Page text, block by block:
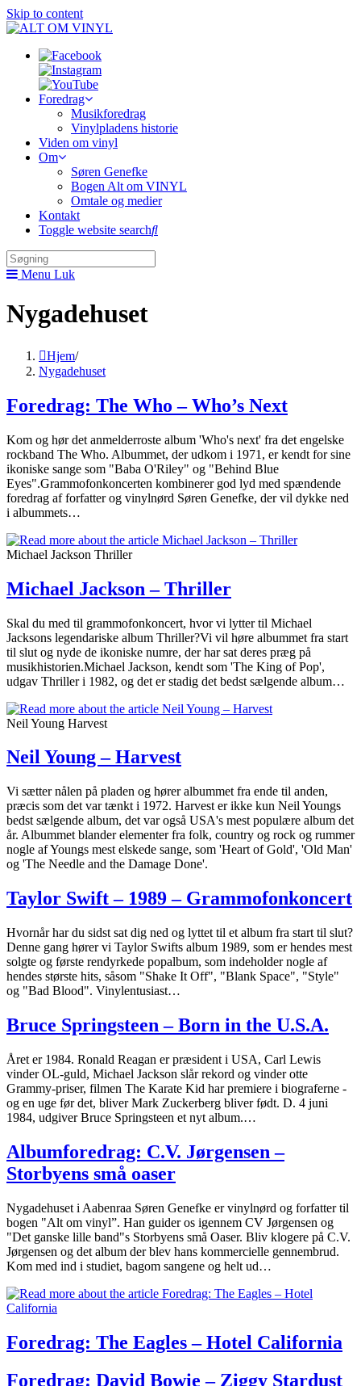
Skip to content
Foredrag
Musikforedrag
Vinylpladens historie
Viden om vinyl
Om
Søren Genefke
Bogen Alt om VINYL
Omtale og medier
Kontakt
Toggle website search
Menu Luk
Nygadehuset
Hjem/
Nygadehuset
Foredrag: The Who – Who’s Next
Kom og hør det anmelderroste album 'Who's next' fra det engelske
rockband The Who. Albummet, der udkom i 1971, er kendt for sine
ikoniske sange som "Baba O'Riley" og "Behind Blue
Eyes".Grammofonkoncerten kombinerer god lyd med spændende
foredrag af forfatter og vinylnørd Søren Genefke, der vil dykke ned
i albummets…
Michael Jackson Thriller
Michael Jackson – Thriller
Skal du med til grammofonkoncert, hvor vi lytter til Michael
Jacksons legendariske album Thriller?Vi vil høre albummet fra start
til slut og nyde de ikoniske numre, der har sat deres præg på
musikhistorien.Michael Jackson, kendt som 'The King of Pop',
udgav Thriller i 1982, og det er stadig det bedst sælgende album…
Neil Young Harvest
Neil Young – Harvest
Vi sætter nålen på pladen og hører albummet fra ende til anden,
præcis som det var tænkt i 1972. Harvest er ikke kun Neil Youngs
bedst sælgende album, det var også USA's mest populære album det
år. Albummet blander elementer fra folk, country og rock og rummer
nogle af Youngs mest elskede sange, som 'Heart of Gold', 'Old Man'
og 'The Needle and the Damage Done'.
Taylor Swift – 1989 – Grammofonkoncert
Hvornår har du sidst sat dig ned og lyttet til et album fra start til slut?
Denne gang hører vi Taylor Swifts album 1989, som er hendes mest
solgte og første rendyrkede popalbum, som indeholder nogle af
hendes største hits, såsom "Shake It Off", "Blank Space", "Style"
og "Bad Blood". Vinylentusiast…
Bruce Springsteen – Born in the U.S.A.
Året er 1984. Ronald Reagan er præsident i USA, Carl Lewis
vinder OL-guld, Michael Jackson slår rekord og vinder otte
Grammy-priser, filmen The Karate Kid har premiere i biograferne -
og en uge før det, bliver Mark Zuckerberg bliver født. D. 4 juni
1984, udgiver Bruce Springsteen et nyt album.…
Albumforedrag: C.V. Jørgensen –
Storbyens små oaser
Nygadehuset i Aabenraa Søren Genefke er vinylnørd og forfatter til
bogen "Alt om vinyl”. Han guider os igennem CV Jørgensen og
"Det ganske lille band"s Storbyens små Oaser. Bliv klogere på C.V.
Jørgensen og det album der blev hans kommercielle gennembrud.
Kom med ind i studiet, bagom sangene og helt ud…
Foredrag: The Eagles – Hotel California
Foredrag: David Bowie – Ziggy Stardust